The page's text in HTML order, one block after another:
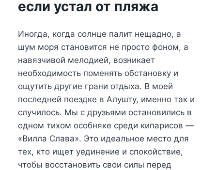
если устал от пляжа
Иногда, когда солнце палит нещадно, а
шум моря становится не просто фоном, а
навязчивой мелодией, возникает
необходимость поменять обстановку и
ощутить другие грани отдыха. В моей
последней поездке в Алушту, именно так и
случилось. Мы с друзьями остановились в
одном тихом особняке среди кипарисов —
«Вилла Слава». Это идеальное место для
тех, кто ищет уединение и спокойствие,
чтобы восстановить свои силы перед